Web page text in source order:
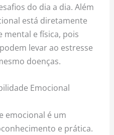
do dia a dia. Além
está diretamente
mental e física, pois
levar ao estresse
doenças.
Emocional
emocional é um
e prática.